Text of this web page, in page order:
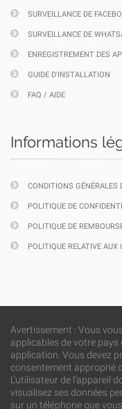
SURVEILLANCE DE
SURVEILLANCE DE
ENREGISTREMENT DES
GUIDE D'INSTALLATION
FAQ / AIDE
Informations
CONDITIONS GÉNÉRALES
POLITIQUE DE
POLITIQUE DE
POLITIQUE RELATIVE AUX
Avertissement : Vous
applicables de votre
application. Vous devez
consentement approprié
L'utilisateur de l'appareil
visualisez ses données
sur un téléphone que